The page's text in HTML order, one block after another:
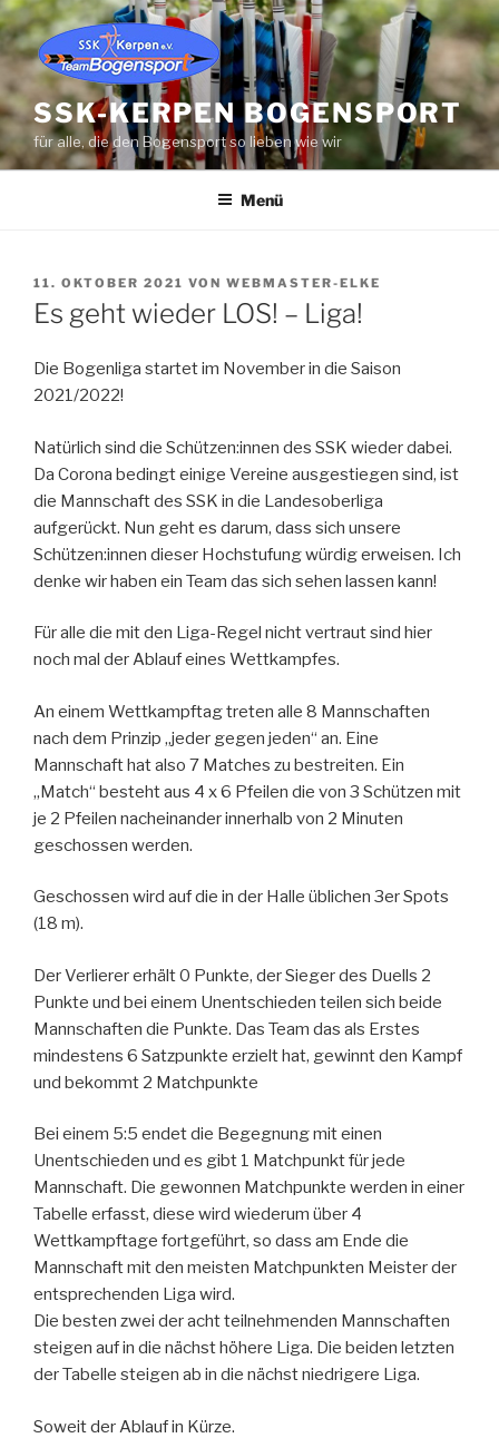
Zum
Inhalt
springen
SSK-KERPEN BOGENSPORT
für alle, die den Bogensport so lieben wie wir
Menü
VERÖFFENTLICHT
AM
11. OKTOBER 2021 VON WEBMASTER-ELKE
Es geht wieder LOS! – Liga!
Die Bogenliga startet im November in die Saison
2021/2022!
Natürlich sind die Schützen:innen des SSK wieder dabei.
Da Corona bedingt einige Vereine ausgestiegen sind, ist
die Mannschaft des SSK in die Landesoberliga
aufgerückt. Nun geht es darum, dass sich unsere
Schützen:innen dieser Hochstufung würdig erweisen. Ich
denke wir haben ein Team das sich sehen lassen kann!
Für alle die mit den Liga-Regel nicht vertraut sind hier
noch mal der Ablauf eines Wettkampfes.
An einem Wettkampftag treten alle 8 Mannschaften
nach dem Prinzip „jeder gegen jeden“ an. Eine
Mannschaft hat also 7 Matches zu bestreiten. Ein
„Match“ besteht aus 4 x 6 Pfeilen die von 3 Schützen mit
je 2 Pfeilen nacheinander innerhalb von 2 Minuten
geschossen werden.
Geschossen wird auf die in der Halle üblichen 3er Spots
(18 m).
Der Verlierer erhält 0 Punkte, der Sieger des Duells 2
Punkte und bei einem Unentschieden teilen sich beide
Mannschaften die Punkte. Das Team das als Erstes
mindestens 6 Satzpunkte erzielt hat, gewinnt den Kampf
und bekommt 2 Matchpunkte
Bei einem 5:5 endet die Begegnung mit einen
Unentschieden und es gibt 1 Matchpunkt für jede
Mannschaft. Die gewonnen Matchpunkte werden in einer
Tabelle erfasst, diese wird wiederum über 4
Wettkampftage fortgeführt, so dass am Ende die
Mannschaft mit den meisten Matchpunkten Meister der
entsprechenden Liga wird.
Die besten zwei der acht teilnehmenden Mannschaften
steigen auf in die nächst höhere Liga. Die beiden letzten
der Tabelle steigen ab in die nächst niedrigere Liga.
Soweit der Ablauf in Kürze.